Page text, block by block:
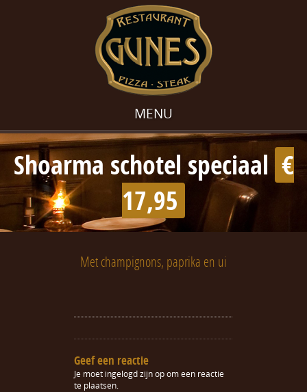
MENU
Shoarma schotel speciaal €
17,95
Met champignons, paprika en ui
Geef een reactie
Je moet ingelogd zijn opom een reactie
te plaatsen.